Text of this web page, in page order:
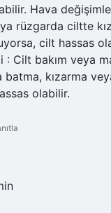
Hava
rüzgarda ciltte
cilt hassas
: Cilt bakım veya
batma, kızarma
olabilir.